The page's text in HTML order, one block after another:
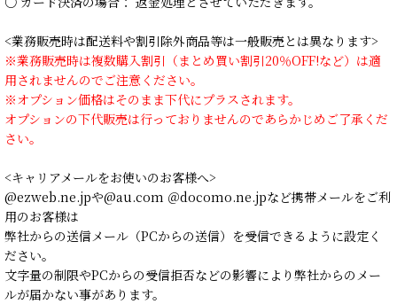
<業務販売時は配送料や割引除外商品等は一般販売とは異なります>
※業務販売時は複数購入割引（まとめ買い割引20％OFF!など）は適
用されませんのでご注意ください。
※オプション価格はそのまま下代にプラスされます。
オプションの下代販売は行っておりませんのであらかじめご了承くだ
さい。
<キャリアメールをお使いのお客様へ>
@ezweb.ne.jpや@au.com ＠docomo.ne.jpなど携帯メールをご利
用のお客様は
弊社からの送信メール（PCからの送信）を受信できるように設定く
ださい。
文字量の制限やPCからの受信拒否などの影響により弊社からのメー
ルが届かない事があります。